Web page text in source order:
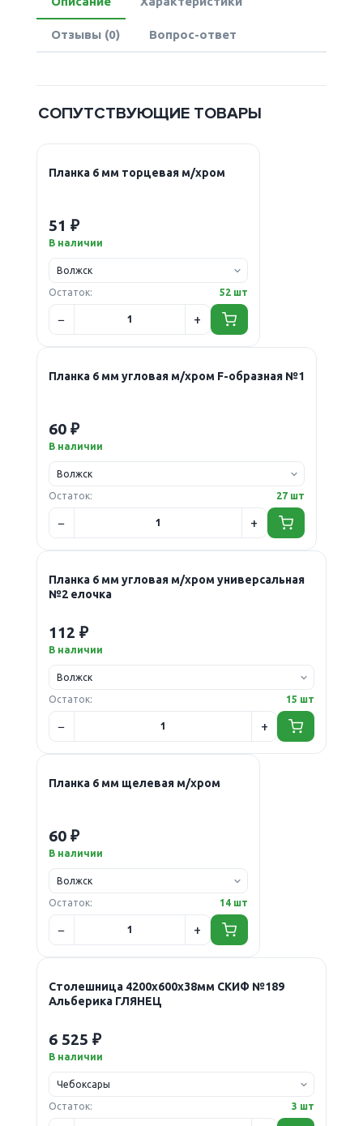
Отзывы (0) Вопрос-ответ
СОПУТСТВУЮЩИЕ ТОВАРЫ
Планка 6 мм торцевая м/хром
51 ₽
В наличии
Остаток: 52 шт
Планка 6 мм угловая м/хром F-образная №1
60 ₽
В наличии
Остаток: 27 шт
Планка 6 мм угловая м/хром универсальная
№2 елочка
112 ₽
В наличии
Остаток: 15 шт
Планка 6 мм щелевая м/хром
60 ₽
В наличии
Остаток: 14 шт
Столешница 4200х600х38мм СКИФ №189
Альберика ГЛЯНЕЦ
6 525 ₽
В наличии
Остаток: 3 шт